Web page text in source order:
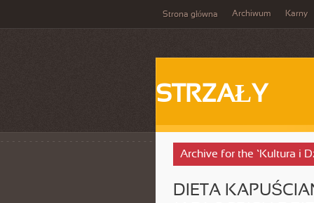
Strona główna Archiwum Karny
STRZAŁY
Archive for the ‘Kultura i
DIETA